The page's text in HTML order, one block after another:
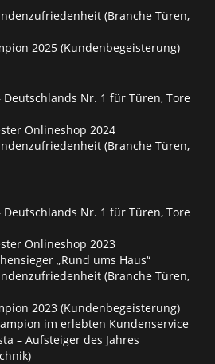
(Branche Türen,
2025 (Kundenbegeisterung)
Deutschlands Nr. 1 für Türen, Tore
Onlineshop 2024
(Branche Türen,
Deutschlands Nr. 1 für Türen, Tore
Onlineshop 2023
„Rund ums Haus“
(Branche Türen,
2023 (Kundenbegeisterung)
im erlebten Kundenservice
– Aufsteiger des Jahres